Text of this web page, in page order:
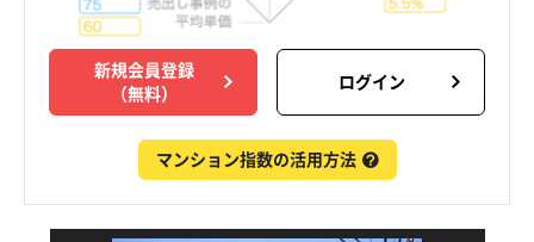
新規会員登録
（無料）
ログイン
マンション指数の活用方法